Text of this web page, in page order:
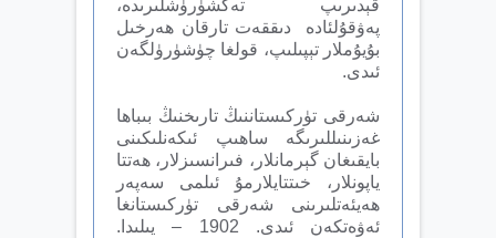
قېدىرىپ تەكشۈرۈشلىرىدە،
پەۋقۇلئادە دىققەت تارقان ھەرخىل
بۇيۇملار تېپىلىپ، قولغا چۈشۈرۈلگەن
ئىدى.
شەرقى تۈركىستاننىڭ تارىخنىڭ بىباھا
غەزىنىللىرىگە ساھىپ ئىكەنلىكىنى
بايقىغان گېرمانلار، فىرانسىزلار، ھەتتا
ياپونلار، خىتتايلارمۇ ئىلمى سەپەر
ھەيئەتلىرىنى شەرقى تۈركىستانغا
ئەۋەتكەن ئىدى. 1902 – يىلىدا.